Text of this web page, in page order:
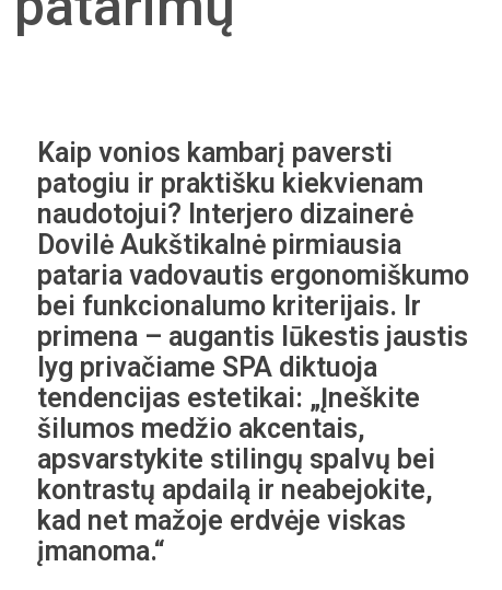
Kaip vonios kambarį paversti
patogiu ir praktišku kiekvienam
naudotojui? Interjero dizainerė
Dovilė Aukštikalnė pirmiausia
pataria vadovautis ergonomiškumo
bei funkcionalumo kriterijais. Ir
primena – augantis lūkestis jaustis
lyg privačiame SPA diktuoja
tendencijas estetikai: „Įneškite
šilumos medžio akcentais,
apsvarstykite stilingų spalvų bei
kontrastų apdailą ir neabejokite,
kad net mažoje erdvėje viskas
įmanoma.“